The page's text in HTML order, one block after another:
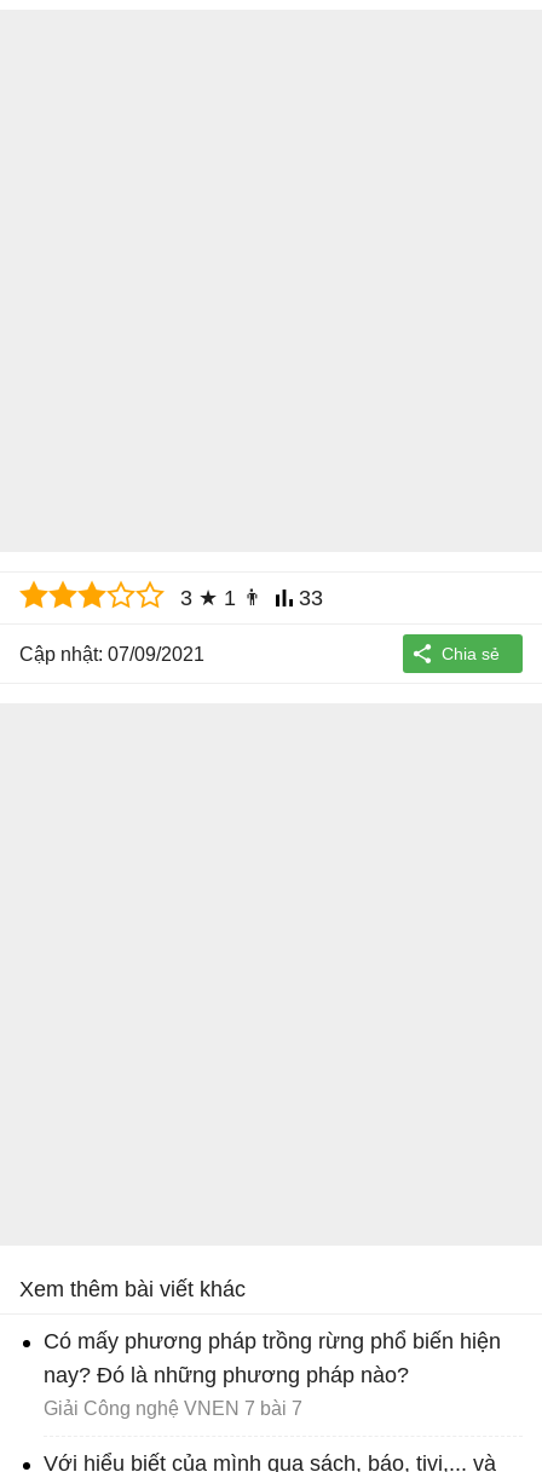
3 ★ 1 👨 33
Cập nhật: 07/09/2021
Xem thêm bài viết khác
Có mấy phương pháp trồng rừng phổ biến hiện
nay? Đó là những phương pháp nào?
Giải Công nghệ VNEN 7 bài 7
Với hiểu biết của mình qua sách, báo, tivi,... và